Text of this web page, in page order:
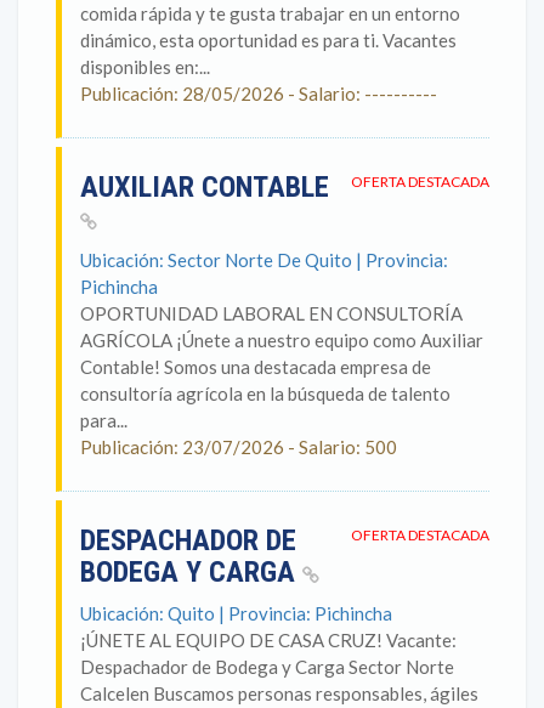
comida rápida y te gusta trabajar en un entorno
dinámico, esta oportunidad es para ti. Vacantes
disponibles en:...
Publicación: 28/05/2026 - Salario: ----------
OFERTA DESTACADA
AUXILIAR CONTABLE
Ubicación: Sector Norte De Quito | Provincia:
Pichincha
OPORTUNIDAD LABORAL EN CONSULTORÍA
AGRÍCOLA ¡Únete a nuestro equipo como Auxiliar
Contable! Somos una destacada empresa de
consultoría agrícola en la búsqueda de talento
para...
Publicación: 23/07/2026 - Salario: 500
OFERTA DESTACADA
DESPACHADOR DE
BODEGA Y CARGA
Ubicación: Quito | Provincia: Pichincha
¡ÚNETE AL EQUIPO DE CASA CRUZ! Vacante:
Despachador de Bodega y Carga Sector Norte
Calcelen Buscamos personas responsables, ágiles